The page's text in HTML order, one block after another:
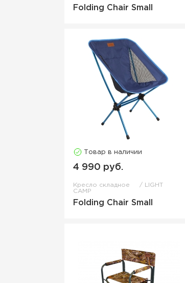
Folding Chair Small
Товар в наличии
4 990 руб.
Кресло складное
LIGHT
CAMP
Folding Chair Small